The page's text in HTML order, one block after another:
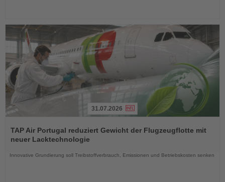
Sie
die
31.07.2026
TAP Air Portugal reduziert Gewicht der Flugzeugflotte mit
neuer Lacktechnologie
Innovative Grundierung soll Treibstoffverbrauch, Emissionen und Betriebskosten senken